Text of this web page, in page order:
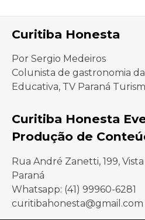
Curitiba Honesta
Por Sergio Medeiros
Colunista de gastronomia
Educativa, TV Paraná
Curitiba Honesta
Produção de
Rua André Zanetti, 199,
Paraná
Whatsapp: (41) 99960-6281
curitibahonesta@gmail.com